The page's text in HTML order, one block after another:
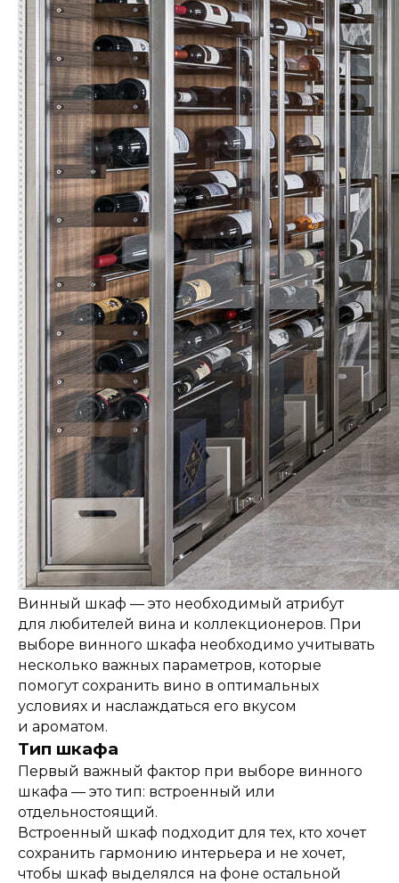
Винный шкаф — это необходимый атрибут
для любителей вина и коллекционеров. При
выборе винного шкафа необходимо учитывать
несколько важных параметров, которые
помогут сохранить вино в оптимальных
условиях и наслаждаться его вкусом
и ароматом.
Тип шкафа
Первый важный фактор при выборе винного
шкафа — это тип: встроенный или
отдельностоящий.
Встроенный шкаф подходит для тех, кто хочет
сохранить гармонию интерьера и не хочет,
чтобы шкаф выделялся на фоне остальной